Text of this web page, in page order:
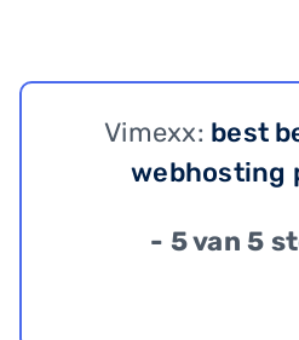
Vimexx: best
webhosting
- 5 van 5